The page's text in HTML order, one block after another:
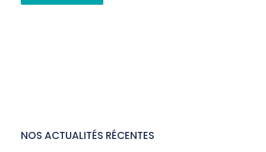
NOS ACTUALITÉS RÉCENTES